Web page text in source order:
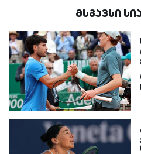
მსგავსი